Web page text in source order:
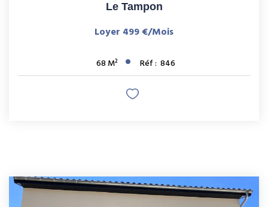
Le Tampon
Loyer 499 €/mois
68 M² Réf : 846